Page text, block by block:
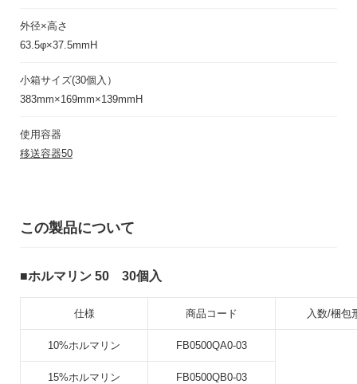
外径×高さ
63.5φ×37.5mmH
小箱サイズ(30個入）
383mm×169mm×139mmH
使用容器
移送容器50
この製品について
ホルマリン 50 30個入
仕様 商品コード 入数/梱包
10%ホルマリン FB0500QA0-03
15%ホルマリン FB0500QB0-03